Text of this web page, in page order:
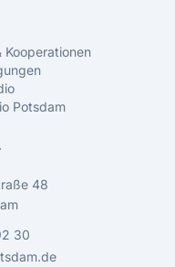
Kooperationen
Potsdam
48
30